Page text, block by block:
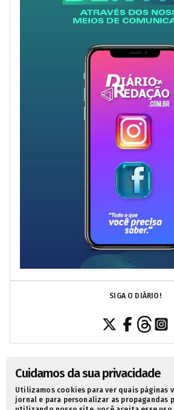
Cuidamos da sua privacidade
Utilizamos cookies para ver quais páginas
jornal e para personalizar as propagandas
SIGA O DIÁRIO!
SOBRE NÓSCONTATOPOLÍTICA